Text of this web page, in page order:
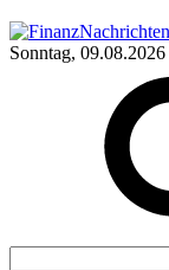
Sonntag, 09.08.2026